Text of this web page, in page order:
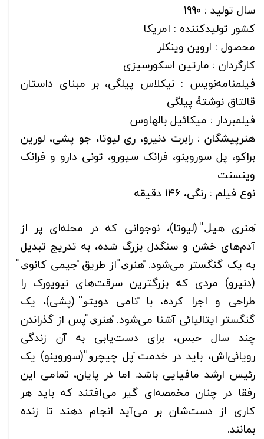
سال تولید : 1990
کشور تولیدکننده : امریکا
محصول : اروین وینکلر
کارگردان : مارتین اسکورسیزی
فیلمنامه‌نویس : نیکلاس پیلگی، بر مبنای داستان
قالتاق نوشتهٔ پیلگی
فیلمبردار : میکائیل بالهاوس
هنرپیشگان : رابرت دنیرو، ری لیوتا، جو پشی، لورین
براکو، پل سوروینو، فرانک سیورو، تونی دارو و فرانک
وینسنت
نوع فیلم : رنگی، 146 دقیقه
̎هنری هیل̎ (لیوتا)، نوجوانی که در محله‌ای پر از
آدم‌های خشن و سنگدل بزرگ شده، به تدریج تبدیل
به یک گنگستر می‌شود. ̎هنری̎ از طریق ̎جیمی کانوی̎
(دنیرو) مردی که بزرگترین سرقت‌های نیویورک را
طراحی و اجرا کرده، با ̎تامی دویتو̎ (پشی)، یک
گنگستر ایتالیائی آشنا می‌شود. ̎هنری̎ پس از گذراندن
چند سال حبس، برای دست‌یابی به آن زندگی
رویائی‌اش، باید در خدمت ̎پل چیچرو̎ (سوروینو) یک
رئیس ارشد مافیایی باشد. اما در پایان، تمامی این
رفقا در چنان مخمصه‌ای گیر می‌افتند که باید هر
کاری از دست‌شان بر می‌آید انجام دهند تا زنده
بمانند.